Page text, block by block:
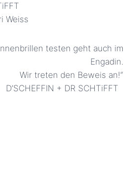
Weiss
testen geht auch im
Engadin.
Wir treten den Beweis an!“
D’SCHEFFIN + DR SCHTiFFT